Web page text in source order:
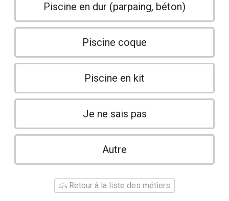
Piscine en dur (parpaing, béton)
Piscine coque
Piscine en kit
Je ne sais pas
Autre
Retour à la liste des métiers